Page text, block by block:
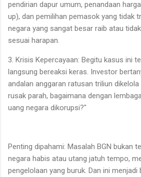
pendirian dapur umum, penandaan
up), dan pemilihan pemasok yang tidak
negara yang sangat besar raib atau
sesuai harapan.
3. Krisis Kepercayaan: Begitu kasus ini
langsung bereaksi keras. Investor
andalan anggaran ratusan triliun
rusak parah, bagaimana dengan
uang negara dikorupsi?"
Penting dipahami: Masalah BGN bukan
negara habis atau utang jatuh tempo,
pengelolaan yang buruk. Dan ini